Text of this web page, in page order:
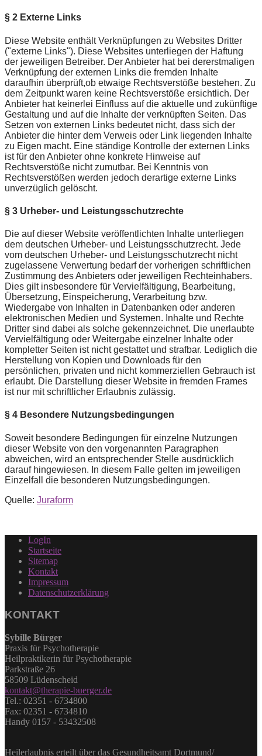
§ 2 Externe Links
Diese Website enthält Verknüpfungen zu Websites Dritter
("externe Links"). Diese Websites unterliegen der Haftung
der jeweiligen Betreiber. Der Anbieter hat bei dererstmaligen
Verknüpfung der externen Links die fremden Inhalte
daraufhin überprüft,ob etwaige Rechtsverstöße bestehen. Zu
dem Zeitpunkt waren keine Rechtsverstöße ersichtlich. Der
Anbieter hat keinerlei Einfluss auf die aktuelle und zukünftige
Gestaltung und auf die Inhalte der verknüpften Seiten. Das
Setzen von externen Links bedeutet nicht, dass sich der
Anbieter die hinter dem Verweis oder Link liegenden Inhalte
zu Eigen macht. Eine ständige Kontrolle der externen Links
ist für den Anbieter ohne konkrete Hinweise auf
Rechtsverstöße nicht zumutbar. Bei Kenntnis von
Rechtsverstößen werden jedoch derartige externe Links
unverzüglich gelöscht.
§ 3 Urheber- und Leistungsschutzrechte
Die auf dieser Website veröffentlichten Inhalte unterliegen
dem deutschen Urheber- und Leistungsschutzrecht. Jede
vom deutschen Urheber- und Leistungsschutzrecht nicht
zugelassene Verwertung bedarf der vorherigen schriftlichen
Zustimmung des Anbieters oder jeweiligen Rechteinhabers.
Dies gilt insbesondere für Vervielfältigung, Bearbeitung,
Übersetzung, Einspeicherung, Verarbeitung bzw.
Wiedergabe von Inhalten in Datenbanken oder anderen
elektronischen Medien und Systemen. Inhalte und Rechte
Dritter sind dabei als solche gekennzeichnet. Die unerlaubte
Vervielfältigung oder Weitergabe einzelner Inhalte oder
kompletter Seiten ist nicht gestattet und strafbar. Lediglich die
Herstellung von Kopien und Downloads für den
persönlichen, privaten und nicht kommerziellen Gebrauch ist
erlaubt. Die Darstellung dieser Website in fremden Frames
ist nur mit schriftlicher Erlaubnis zulässig.
§ 4 Besondere Nutzungsbedingungen
Soweit besondere Bedingungen für einzelne Nutzungen
dieser Website von den vorgenannten Paragraphen
abweichen, wird an entsprechender Stelle ausdrücklich
darauf hingewiesen. In diesem Falle gelten im jeweiligen
Einzelfall die besonderen Nutzungsbedingungen.
Quelle: Juraform
LogIn
Startseite
Sitemap
Kontakt
Impressum
Datenschutzerklärung
KONTAKT
Sybille Bürger
Praxis für Psychotherapie
Heilpraktikerin für Psychotherapie
Parkstraße 26
58509 Lüdenscheid
kontakt@therapie-buerger.de
Tel.: 02351 - 6734800
Fax: 02351 - 6734810
Handy 0157 - 53432508
Heilerlaubnis erteilt über das Gesundheitsamt Dortmund/